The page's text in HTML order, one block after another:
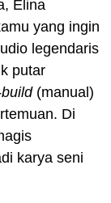
Elina
yang ingin
legendaris
putar
(manual)
Di
karya seni